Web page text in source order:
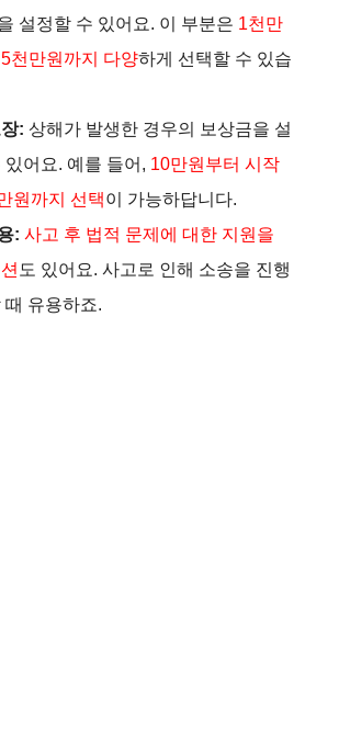
설정할 수 있어요. 이 부분은 1천만
천만원까지 다양하게 선택할 수 있습
: 상해가 발생한 경우의 보상금을 설
있어요. 예를 들어, 10만원부터 시작
원까지 선택이 가능하답니다.
: 사고 후 법적 문제에 대한 지원을
도 있어요. 사고로 인해 소송을 진행
때 유용하죠.